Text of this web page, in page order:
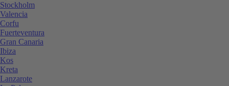
Stockholm
Valencia
Corfu
Fuerteventura
Gran Canaria
Ibiza
Kos
Kreta
Lanzarote